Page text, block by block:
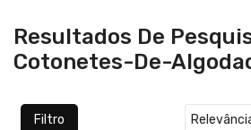
Resultados De
Cotonetes-De-
Filtro